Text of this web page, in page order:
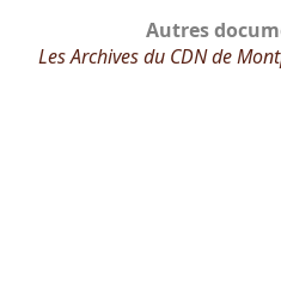
Autres
Les Archives du CDN de